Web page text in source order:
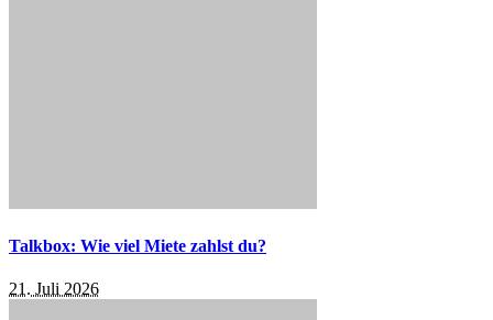
Talkbox: Wie viel Miete zahlst du?
21. Juli 2026